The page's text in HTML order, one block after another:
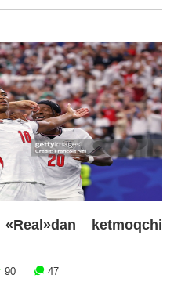
ketmoqchi
90 47